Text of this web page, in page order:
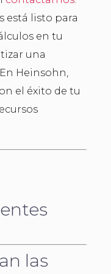
está listo para
en tu
una
Heinsohn,
el éxito de tu
las